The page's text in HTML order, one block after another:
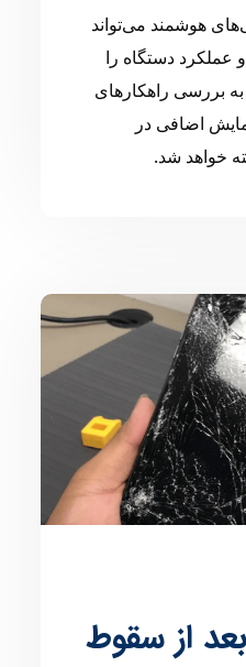
هوشمند می‌تواند
عملکرد دستگاه را
بررسی راهکارهای
اضافی در
خواهد شد.
از سقوط